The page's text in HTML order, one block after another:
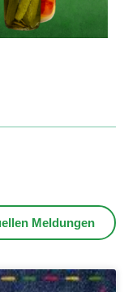
Meldungen